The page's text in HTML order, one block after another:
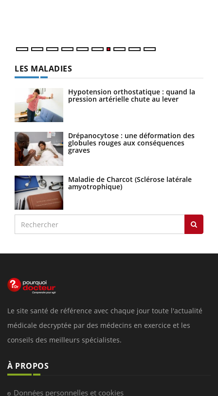
LES MALADIES
Hypotension orthostatique : quand la
pression artérielle chute au lever
Drépanocytose : une déformation des
globules rouges aux conséquences
graves
Maladie de Charcot (Sclérose latérale
amyotrophique)
Le site santé de référence avec chaque jour toute l'actualité
médicale decryptée par des médecins en exercice et les
conseils des meilleurs spécialistes.
À PROPOS
Données personnelles et cookies